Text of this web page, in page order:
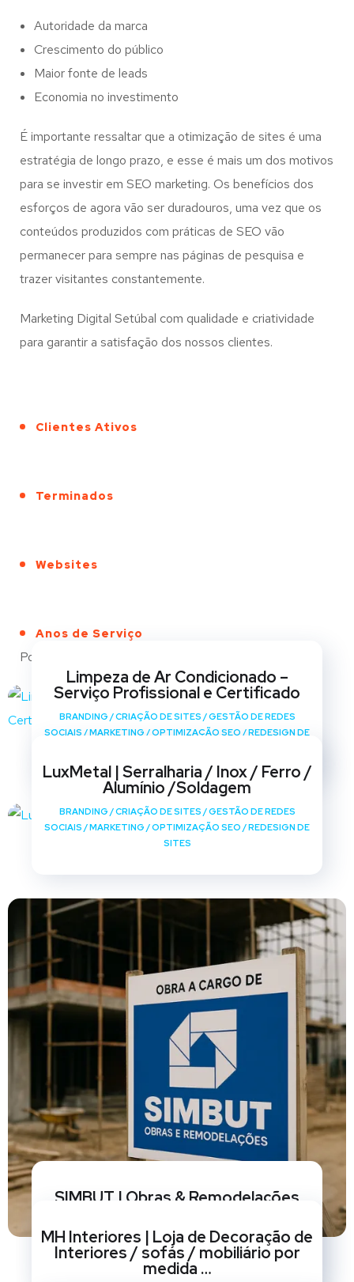
Autoridade da marca
Crescimento do público
Maior fonte de leads
Economia no investimento
É importante ressaltar que a otimização de sites é uma
estratégia de longo prazo, e esse é mais um dos motivos
para se investir em SEO marketing. Os benefícios dos
esforços de agora vão ser duradouros, uma vez que os
conteúdos produzidos com práticas de SEO vão
permanecer para sempre nas páginas de pesquisa e
trazer visitantes constantemente.
Marketing Digital Setúbal com qualidade e criatividade
para garantir a satisfação dos nossos clientes.
Clientes Ativos
Terminados
Websites
Anos de Serviço
Portfólio
Limpeza de Ar Condicionado –
Serviço Profissional e Certificado
BRANDING /CRIAÇÃO DE SITES /GESTÃO DE REDES
SOCIAIS /MARKETING /OPTIMIZAÇÃO SEO /REDESIGN DE
LuxMetal | Serralharia / Inox / Ferro /
Alumínio /Soldagem
BRANDING /CRIAÇÃO DE SITES /GESTÃO DE REDES
SOCIAIS /MARKETING /OPTIMIZAÇÃO SEO /REDESIGN DE
SITES
SIMBUT | Obras & Remodelações
SOCIAIS /MARKETING OPTIMIZAÇÃO SEO/ REDESIGN DE
SITES
MH Interiores | Loja de Decoração de
Interiores / sofás / mobiliário por
medida …